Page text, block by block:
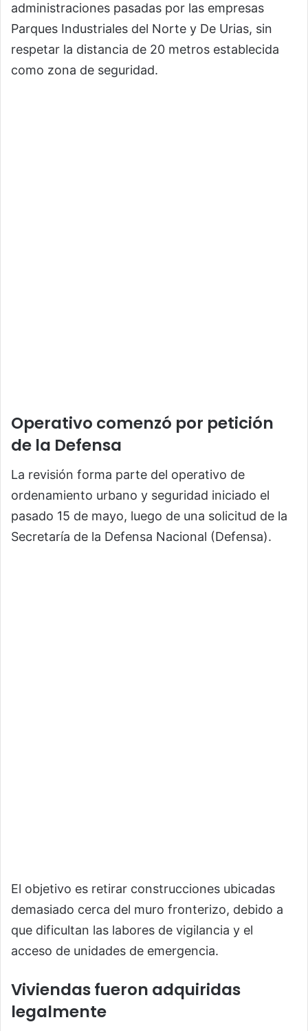
administraciones pasadas por las empresas
Parques Industriales del Norte y De Urias, sin
respetar la distancia de 20 metros establecida
como zona de seguridad.
Operativo comenzó por petición
de la Defensa
La revisión forma parte del operativo de
ordenamiento urbano y seguridad iniciado el
pasado 15 de mayo, luego de una solicitud de la
Secretaría de la Defensa Nacional (Defensa).
El objetivo es retirar construcciones ubicadas
demasiado cerca del muro fronterizo, debido a
que dificultan las labores de vigilancia y el
acceso de unidades de emergencia.
Viviendas fueron adquiridas
legalmente